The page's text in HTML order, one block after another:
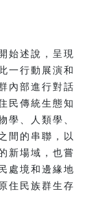
始述說，呈現
一行動展演和
內部進行對話
民傳統生態知
學、人類學、
間的串聯，以
新場域，也嘗
處境和邊緣地
住民族群生存